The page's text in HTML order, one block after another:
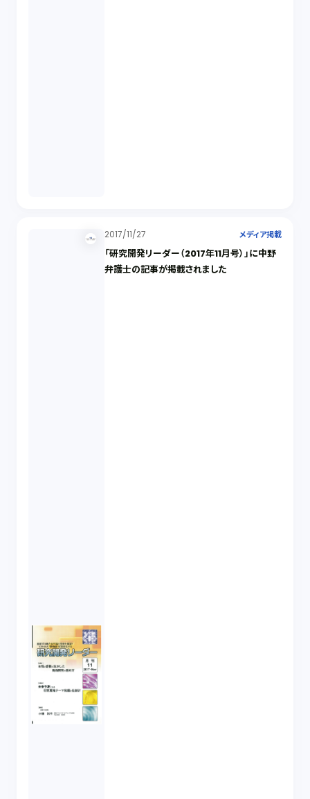
2017/11/27 メディア掲載
「研究開発リーダー（2017年11月号）」に中野
弁護士の記事が掲載されました